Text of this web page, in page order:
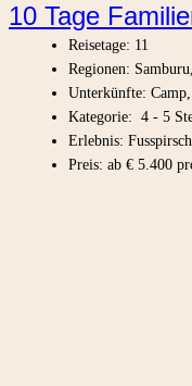
10 Tage
Reisetage: 11
Regionen:
Unterkünfte:
Kategorie: 4 - 5
Erlebnis:
Preis: ab € 5.400